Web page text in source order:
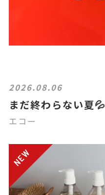
2026.08.06
まだ終わらない夏💦
エコー